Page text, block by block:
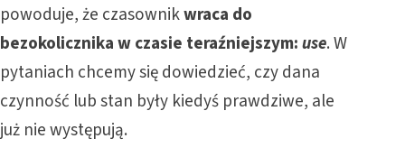
powoduje, że czasownikwraca do
bezokolicznika w czasie teraźniejszym:use. W
pytaniach chcemy się dowiedzieć, czy dana
czynność lub stan były kiedyś prawdziwe, ale
już nie występują.